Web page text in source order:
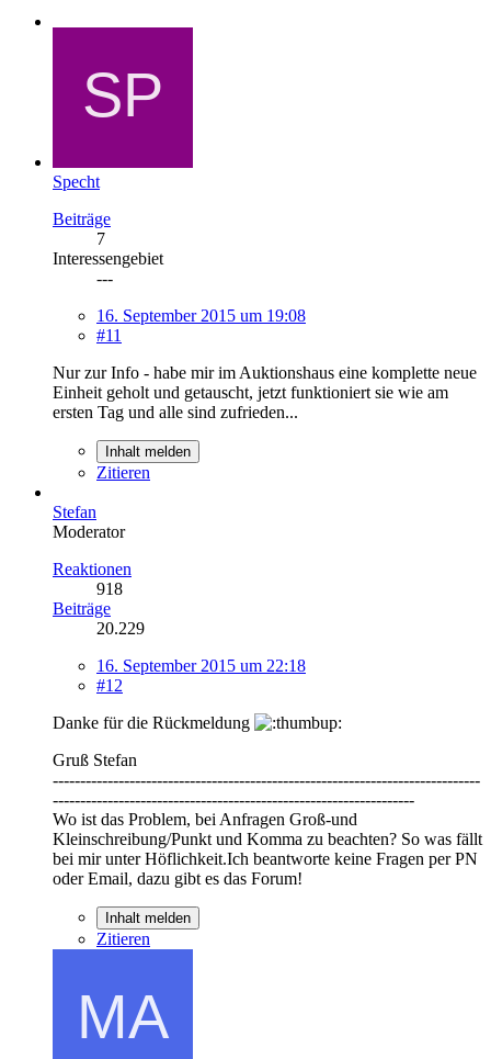
Specht
Beiträge
7
Interessengebiet
---
16. September 2015 um 19:08
#11
Nur zur Info - habe mir im Auktionshaus eine komplette neue
Einheit geholt und getauscht, jetzt funktioniert sie wie am
ersten Tag und alle sind zufrieden...
Inhalt melden
Zitieren
Stefan
Moderator
Reaktionen
918
Beiträge
20.229
16. September 2015 um 22:18
#12
Danke für die Rückmeldung
Gruß Stefan
------------------------------------------------------------------------------
------------------------------------------------------------------
Wo ist das Problem, bei Anfragen Groß-und
Kleinschreibung/Punkt und Komma zu beachten? So was fällt
bei mir unter Höflichkeit.Ich beantworte keine Fragen per PN
oder Email, dazu gibt es das Forum!
Inhalt melden
Zitieren